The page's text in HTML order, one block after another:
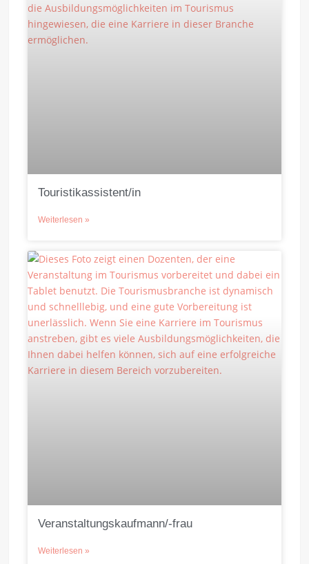
Touristikassistent/in
Weiterlesen »
Veranstaltungskaufmann/-frau
Weiterlesen »